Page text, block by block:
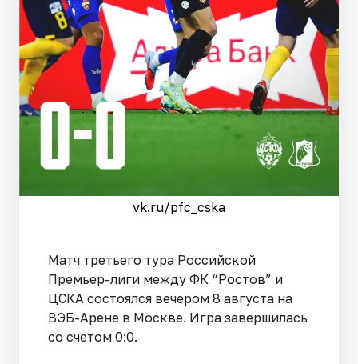
vk.ru/pfc_cska
Матч третьего тура Российской
Премьер-лиги между ФК “Ростов” и
ЦСКА состоялся вечером 8 августа на
ВЭБ-Арене в Москве. Игра завершилась
со счетом 0:0.